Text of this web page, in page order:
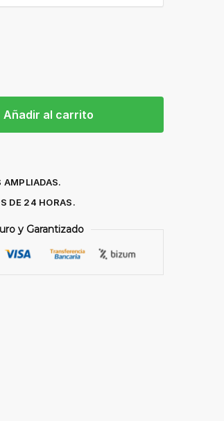
Añadir al carrito
AMPLIADAS.
DE 24 HORAS.
y Garantizado